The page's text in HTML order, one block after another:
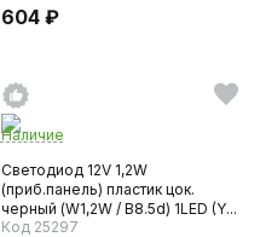
604 ₽
Наличие
Светодиод 12V 1,2W
(приб.панель) пластик цок.
черный (W1,2W / B8.5d) 1LED (Y...
Код 25297